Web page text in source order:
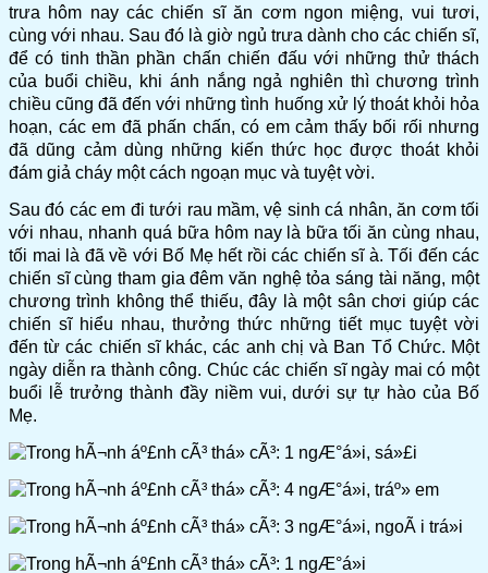
trưa hôm nay các chiến sĩ ăn cơm ngon miệng, vui tươi,
cùng với nhau. Sau đó là giờ ngủ trưa dành cho các chiến sĩ,
để có tinh thần phần chấn chiến đấu với những thử thách
của buổi chiều, khi ánh nắng ngả nghiên thì chương trình
chiều cũng đã đến với những tình huống xử lý thoát khỏi hỏa
hoạn, các em đã phấn chấn, có em cảm thấy bối rối nhưng
đã dũng cảm dùng những kiến thức học được thoát khỏi
đám giả cháy một cách ngoạn mục và tuyệt vời.
Sau đó các em đi tưới rau mầm, vệ sinh cá nhân, ăn cơm tối
với nhau, nhanh quá bữa hôm nay là bữa tối ăn cùng nhau,
tối mai là đã về với Bố Mẹ hết rồi các chiến sĩ à. Tối đến các
chiến sĩ cùng tham gia đêm văn nghệ tỏa sáng tài năng, một
chương trình không thể thiếu, đây là một sân chơi giúp các
chiến sĩ hiểu nhau, thưởng thức những tiết mục tuyệt vời
đến từ các chiến sĩ khác, các anh chị và Ban Tổ Chức. Một
ngày diễn ra thành công. Chúc các chiến sĩ ngày mai có một
buổi lễ trưởng thành đầy niềm vui, dưới sự tự hào của Bố
Mẹ.